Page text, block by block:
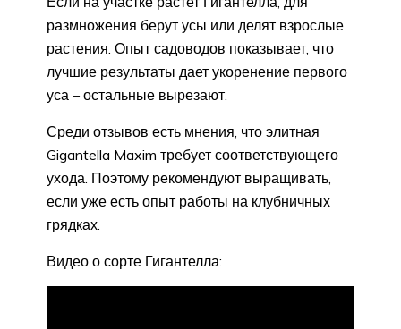
размножения берут усы или делят взрослые
растения. Опыт садоводов показывает, что
лучшие результаты дает укоренение первого
уса – остальные вырезают.
Среди отзывов есть мнения, что элитная
Gigantella Maxim требует соответствующего
ухода. Поэтому рекомендуют выращивать,
если уже есть опыт работы на клубничных
грядках.
Видео о сорте Гигантелла: